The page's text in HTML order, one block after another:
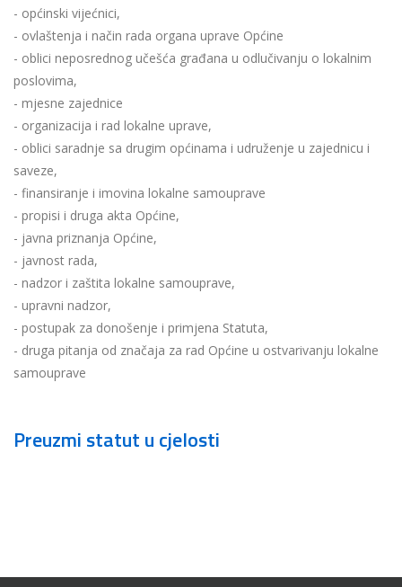
- općinski vijećnici,
- ovlaštenja i način rada organa uprave Općine
- oblici neposrednog učešća građana u odlučivanju o lokalnim
poslovima,
- mjesne zajednice
- organizacija i rad lokalne uprave,
- oblici saradnje sa drugim općinama i udruženje u zajednicu i
saveze,
- finansiranje i imovina lokalne samouprave
- propisi i druga akta Općine,
- javna priznanja Općine,
- javnost rada,
- nadzor i zaštita lokalne samouprave,
- upravni nadzor,
- postupak za donošenje i primjena Statuta,
- druga pitanja od značaja za rad Općine u ostvarivanju lokalne
samouprave
Preuzmi statut u cjelosti